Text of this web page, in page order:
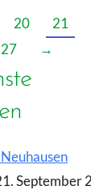
20 21
27
→